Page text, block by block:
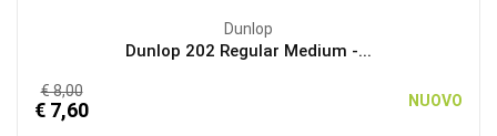
Dunlop
Dunlop 202 Regular Medium -...
€ 8,00
€ 7,60 NUOVO